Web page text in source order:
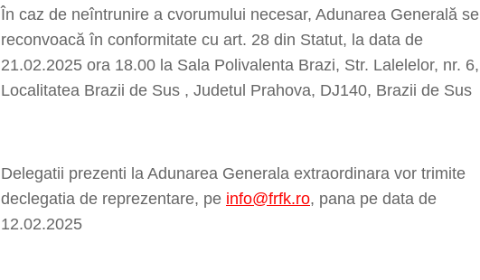
În caz de neîntrunire a cvorumului necesar, Adunarea Generală se
reconvoacă în conformitate cu art. 28 din Statut, la data de
21.02.2025 ora 18.00 la Sala Polivalenta Brazi, Str. Lalelelor, nr. 6,
Localitatea Brazii de Sus , Judetul Prahova, DJ140, Brazii de Sus
Delegatii prezenti la Adunarea Generala extraordinara vor trimite
declegatia de reprezentare, pe info@frfk.ro, pana pe data de
12.02.2025